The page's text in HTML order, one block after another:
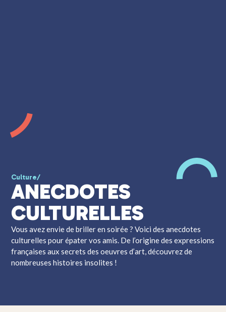
Culture/
ANECDOTES
CULTURELLES
Vous avez envie de briller en soirée ? Voici des anecdotes
culturelles pour épater vos amis. De l’origine des expressions
françaises aux secrets des oeuvres d’art, découvrez de
nombreuses histoires insolites !